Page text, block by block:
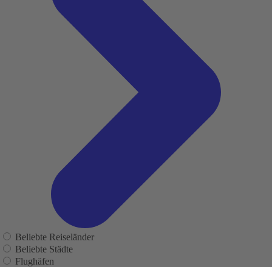
Beliebte Reiseländer
Beliebte Städte
Flughäfen